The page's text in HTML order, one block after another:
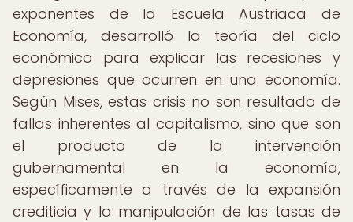
exponentes de la Escuela Austriaca de
Economía, desarrolló la teoría del ciclo
económico para explicar las recesiones y
depresiones que ocurren en una economía.
Según Mises, estas crisis no son resultado de
fallas inherentes al capitalismo, sino que son
el producto de la intervención
gubernamental en la economía,
específicamente a través de la expansión
crediticia y la manipulación de las tasas de